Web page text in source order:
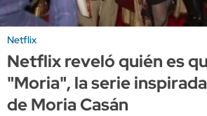
Netflix
Netflix reveló quién es
"Moria", la serie
de Moria Casán